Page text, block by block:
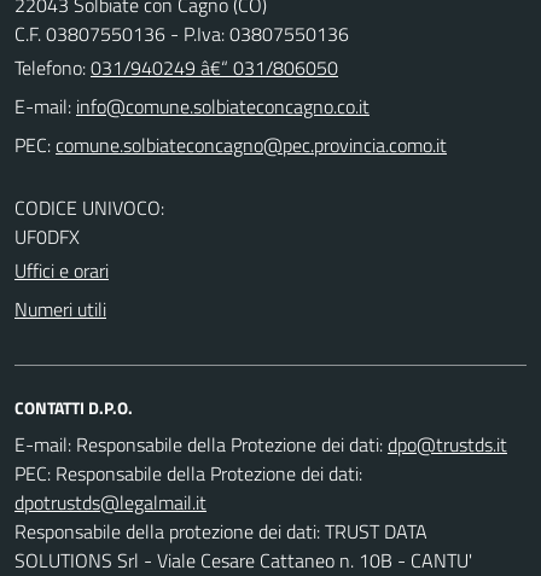
C.F. 03807550136 - P.Iva: 03807550136
Telefono:031/940249 â€“ 031/806050
E-mail:
PEC:
CODICE UNIVOCO:
UF0DFX
Uffici e orari
Numeri utili
CONTATTI D.P.O.
E-mail: Responsabile della Protezione dei dati:
PEC: Responsabile della Protezione dei dati:
Responsabile della protezione dei dati: TRUST DATA
SOLUTIONS Srl - Viale Cesare Cattaneo n. 10B - CANTU'